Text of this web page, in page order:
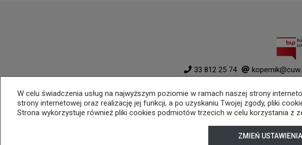
W celu świadczenia usług na najwyższym poziomie w ramach naszej strony
strony internetowej oraz realizację jej funkcji, a po uzyskaniu Twojej zgody, pliki
Strona wykorzystuje również pliki cookies podmiotów trzecich w celu korzystania z
ZMIEŃ USTAWIENIA
33 812 25 74